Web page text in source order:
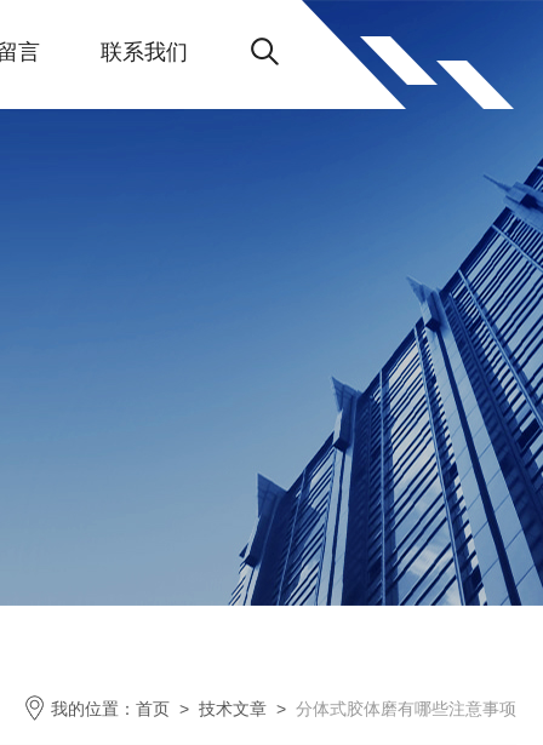
言 联系我们
我的位置： 首页 > 技术文章 > 分体式胶体磨有哪些注意事项